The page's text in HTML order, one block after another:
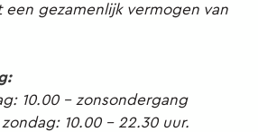
een gezamenlijk vermogen van
10.00 - zonsondergang
10.00 – 22.30 uur.